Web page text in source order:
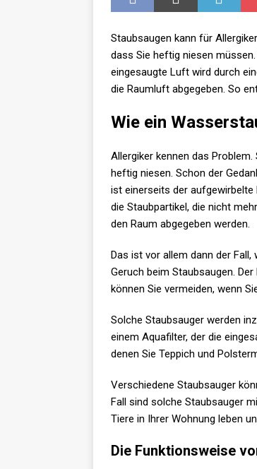
Staubsaugen kann für
dass Sie heftig niesen
eingesaugte Luft wird durch
die Raumluft abgegeben. So
Wie ein
Allergiker kennen das
heftig niesen. Schon der
ist einerseits der
die Staubpartikel, die nicht
den Raum abgegeben werden.
Das ist vor allem dann der
Geruch beim Staubsaugen.
können Sie vermeiden, wenn
Solche Staubsauger werden
einem Aquafilter, der die
denen Sie Teppich und
Verschiedene Staubsauger
Fall sind solche Staubsauger
Tiere in Ihrer Wohnung leben
Die Funktionsweise